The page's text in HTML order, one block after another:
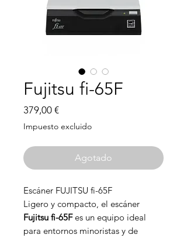
Fujitsu fi-65F
379,00 €Precio
Impuesto excluido
Agotado
Escáner FUJITSU fi-65F
Ligero y compacto, el escáner
Fujitsu fi-65Fes un equipo ideal
para entornos minoristas y de